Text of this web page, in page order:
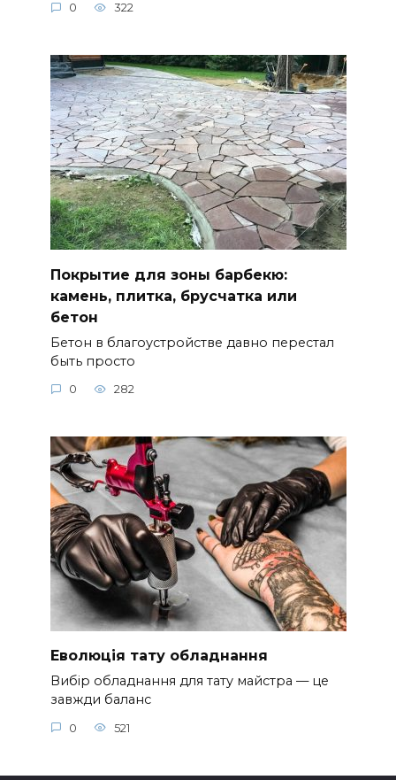
0 322
Покрытие для зоны барбекю:
камень, плитка, брусчатка или
бетон
Бетон в благоустройстве давно перестал
быть просто
0 282
Еволюція тату обладнання
Вибір обладнання для тату майстра — це
завжди баланс
0 521